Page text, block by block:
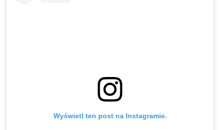
Wyświetl ten post na Instagramie.